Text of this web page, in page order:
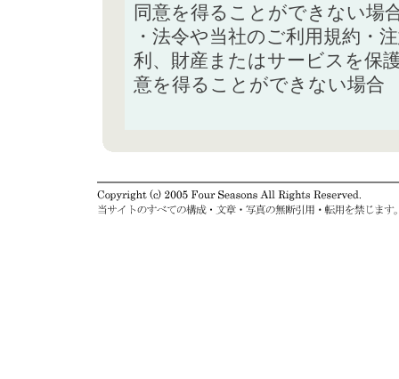
同意を得ることができない場
・法令や当社のご利用規約・
利、財産またはサービスを保
意を得ることができない場合